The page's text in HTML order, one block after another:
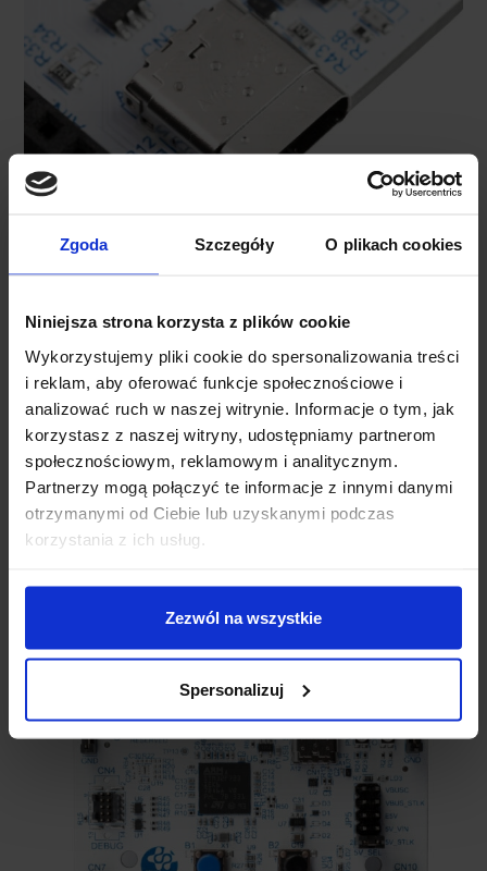
Zgoda Szczegóły O plikach cookies
Niniejsza strona korzysta z plików cookie
Wykorzystujemy pliki cookie do spersonalizowania treści
i reklam, aby oferować funkcje społecznościowe i
analizować ruch w naszej witrynie. Informacje o tym, jak
korzystasz z naszej witryny, udostępniamy partnerom
społecznościowym, reklamowym i analitycznym.
Partnerzy mogą połączyć te informacje z innymi danymi
otrzymanymi od Ciebie lub uzyskanymi podczas
korzystania z ich usług.
Zezwól na wszystkie
Spersonalizuj
ZŁĄCZE USB-C DLA UŻYTKOWNIKA
NUCLEO-H533RE posiada interfejsUSB 2.0 Full
Speeddostępny dla programisty, Wyprowadzony został na
nowoczesne złącze USB-C.
USB w mikrokontrolerze STM32H533RET6 może działać
m. in. Klawiatury, pamięci USB, a także nadasz przez VCOM lub
zasymulujesz klawiaturę lub myszkę.